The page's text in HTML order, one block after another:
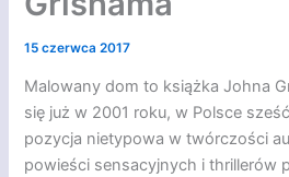
15 czerwca 2017
Malowany dom to książka Johna
się już w 2001 roku, w Polsce
pozycja nietypowa w twórczości
powieści sensacyjnych i thrillerów